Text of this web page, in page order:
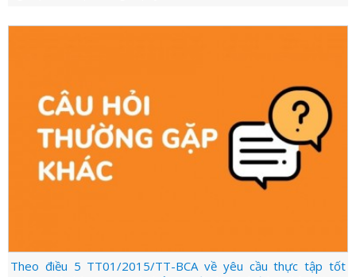
Theo điều 5 TT01/2015/TT-BCA về yêu cầu thực tập tốt